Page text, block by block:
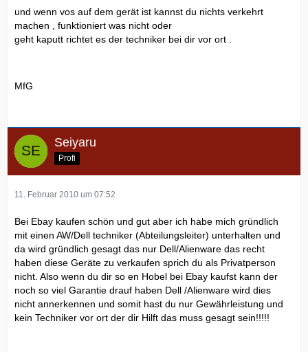
und wenn vos auf dem gerät ist kannst du nichts verkehrt
machen , funktioniert was nicht oder
geht kaputt richtet es der techniker bei dir vor ort .
MfG
Seiyaru
Profi
11. Februar 2010 um 07:52
Bei Ebay kaufen schön und gut aber ich habe mich gründlich
mit einen AW/Dell techniker (Abteilungsleiter) unterhalten und
da wird gründlich gesagt das nur Dell/Alienware das recht
haben diese Geräte zu verkaufen sprich du als Privatperson
nicht. Also wenn du dir so en Hobel bei Ebay kaufst kann der
noch so viel Garantie drauf haben Dell /Alienware wird dies
nicht annerkennen und somit hast du nur Gewährleistung und
kein Techniker vor ort der dir Hilft das muss gesagt sein!!!!!